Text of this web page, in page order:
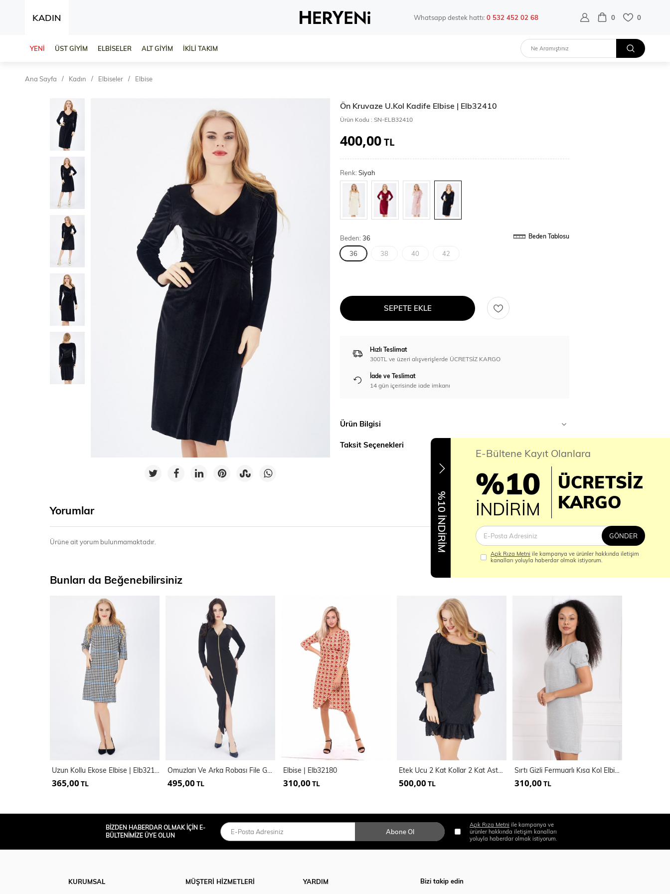
KADIN Whatsapp destek hattı:0 532 452 02 68 0 0
YENİ ÜST GİYİM ELBİSELER ALT GİYİM İKİLİ TAKIM
Ana Sayfa Kadın Elbiseler Elbise
Ön Kruvaze U.Kol Kadife Elbise | Elb32410
Ürün Kodu : SN-ELB32410
400,00TL
Renk:Siyah
Beden:36 Beden Tablosu
36 38 40 42
SEPETE EKLE
Hızlı Teslimat
300TL ve üzeri alışverişlerde ÜCRETSİZ KARGO
İade ve Teslimat
14 gün içerisinde iade imkanı
Ürün Bilgisi
Taksit Seçenekleri
Yorumlar
Ürüne ait yorum bulunmamaktadır.
Bunları da Beğenebilirsiniz
Uzun Kollu Ekose Elbise | Elb32153
365,00 TL
Omuzları Ve Arka Robası File Garnili Candy Elbise
495,00 TL
Elbise | Elb32180
310,00 TL
Etek Ucu 2 Kat Kollar 2 Kat Astarli Şifon Elbise
500,00 TL
Sırtı Gizli Fermuarlı Kısa Kol Elbise | ELB32686
310,00 TL
%10 İNDİRİM
E-Bültene Kayıt Olanlara
%10
İNDİRİM
ÜCRETSİZ
KARGO
GÖNDER
Açık Rıza Metni ile kampanya ve ürünler hakkında iletişim
kanalları yoluyla haberdar olmak istiyorum.
BİZDEN HABERDAR OLMAK İÇİN E-
BÜLTENİMİZE ÜYE OLUN
Abone Ol
Açık Rıza Metni ile kampanya ve
ürünler hakkında iletişim kanalları
yoluyla haberdar olmak istiyorum.
KURUMSAL
MÜŞTERİ HİZMETLERİ
YARDIM
Bizi takip edin